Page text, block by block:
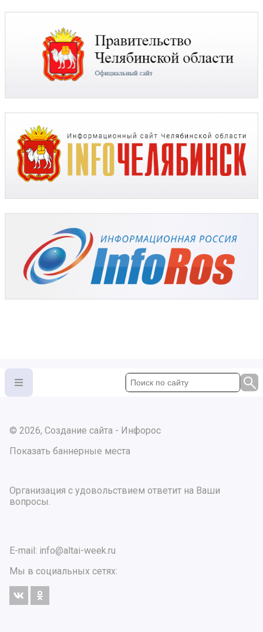
© 2026, Создание сайта - Инфорос
Показать баннерные места
Организация с удовольствием ответит на Ваши
вопросы.
E-mail: info@altai-week.ru
Мы в социальных сетях: